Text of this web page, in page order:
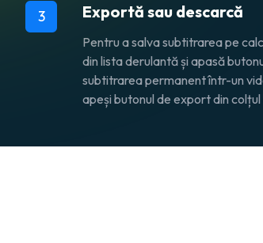
3 Exportă sau descarcă
Pentru a salva subtitrarea pe
din lista derulantă și apasă
subtitrarea permanent într-un
apeși butonul de export din